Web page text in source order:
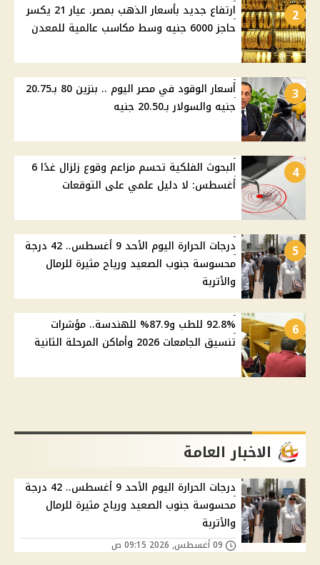
2
ارتفاع جديد بأسعار الذهب بمصر. عيار 21 يكسر
حاجز 6000 جنيه وسط مكاسب عالمية للمعدن
3
أسعار الوقود في مصر اليوم .. بنزين 80 بـ20.75
جنيه والسولار بـ20.50 جنيه
4
البحوث الفلكية تحسم مزاعم وقوع زلزال غدًا 6
أغسطس: لا دليل علمي على التوقعات
5
درجات الحرارة اليوم الأحد 9 أغسطس.. 42 درجة
محسوسة جنوب الصعيد ورياح مثيرة للرمال
والأتربة
6
92.8% للطب و87.9% للهندسة.. مؤشرات
تنسيق الجامعات 2026 وأماكن المرحلة الثانية
الاخبار العامة
درجات الحرارة اليوم الأحد 9 أغسطس.. 42 درجة
محسوسة جنوب الصعيد ورياح مثيرة للرمال
والأتربة